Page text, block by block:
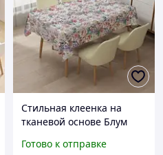
Стильная клеенка на
тканевой основе Блум
Готово к отправке